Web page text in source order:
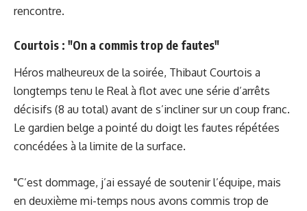
rencontre.
Courtois : "On a commis trop de fautes"
Héros malheureux de la soirée, Thibaut Courtois a
longtemps tenu le Real à flot avec une série d’arrêts
décisifs (8 au total) avant de s’incliner sur un coup franc.
Le gardien belge a pointé du doigt les fautes répétées
concédées à la limite de la surface.
"C’est dommage, j’ai essayé de soutenir l’équipe, mais
en deuxième mi-temps nous avons commis trop de